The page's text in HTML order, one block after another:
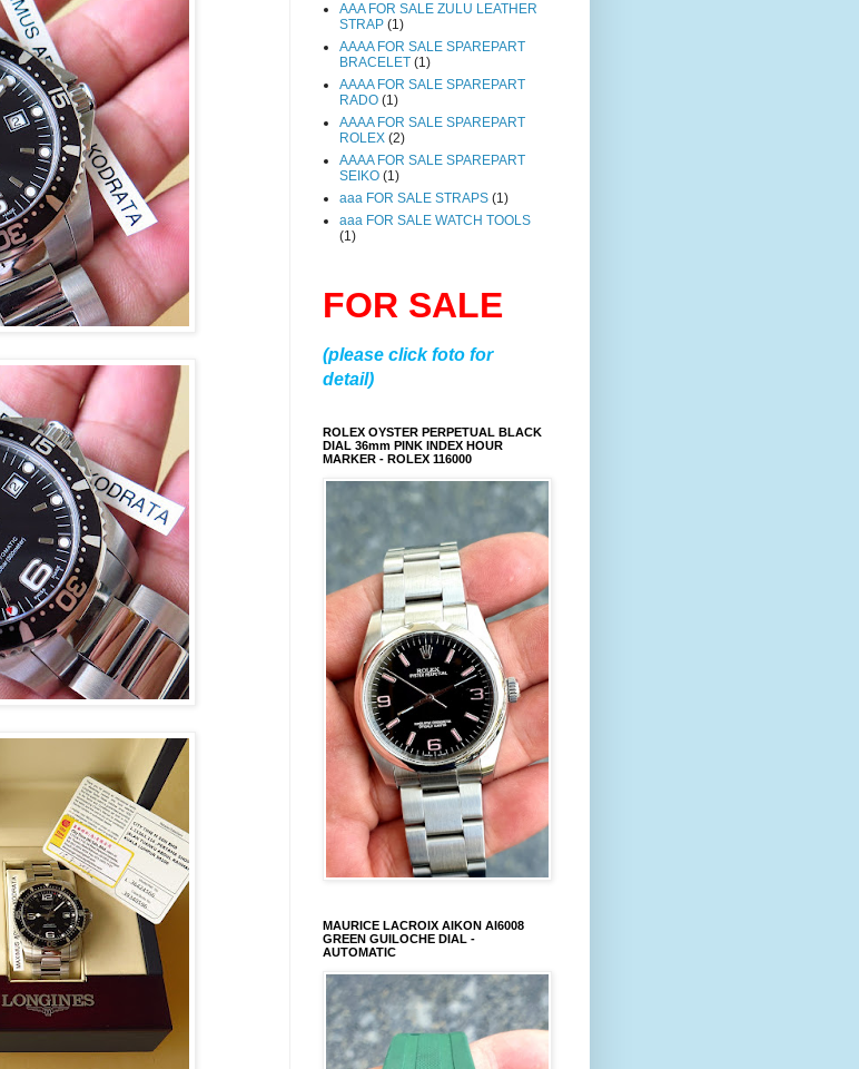
AAA FOR SALE ZULU LEATHER
STRAP (1)
AAAA FOR SALE SPAREPART
BRACELET (1)
AAAA FOR SALE SPAREPART
RADO (1)
AAAA FOR SALE SPAREPART
ROLEX (2)
AAAA FOR SALE SPAREPART
SEIKO (1)
aaa FOR SALE STRAPS (1)
aaa FOR SALE WATCH TOOLS
(1)
FOR SALE
(please click foto for
detail)
ROLEX OYSTER PERPETUAL BLACK
DIAL 36mm PINK INDEX HOUR
MARKER - ROLEX 116000
MAURICE LACROIX AIKON AI6008
GREEN GUILOCHE DIAL -
AUTOMATIC